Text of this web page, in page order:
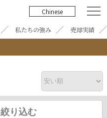
Chinese
私たちの強み 売却実績
り込む